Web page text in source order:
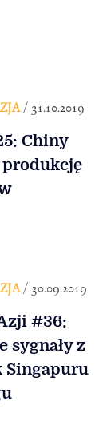
/ 31.10.2019
Chiny
/ 30.09.2019
#36:
sygnały z
Singapuru